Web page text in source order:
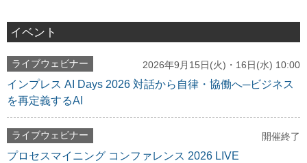
イベント
ライブウェビナー 2026年9月15日(火)・16日(水) 10:00
インプレス AI Days 2026 対話から自律・協働へ─ビジネス
を再定義するAI
ライブウェビナー 開催終了
プロセスマイニング コンファレンス 2026 LIVE